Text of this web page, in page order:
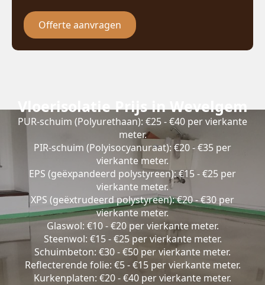
Offerte aanvragen
Vloerisolatie Prijs in Wevelgem
PUR-schuim (Polyurethaan): €25 - €40 per vierkante
meter.
PIR-schuim (Polyisocyanuraat): €20 - €35 per
vierkante meter.
EPS (geëxpandeerd polystyreen): €15 - €25 per
vierkante meter.
XPS (geëxtrudeerd polystyreen): €20 - €30 per
vierkante meter.
Glaswol: €10 - €20 per vierkante meter.
Steenwol: €15 - €25 per vierkante meter.
Schuimbeton: €30 - €50 per vierkante meter.
Reflecterende folie: €5 - €15 per vierkante meter.
Kurkenplaten: €20 - €40 per vierkante meter.